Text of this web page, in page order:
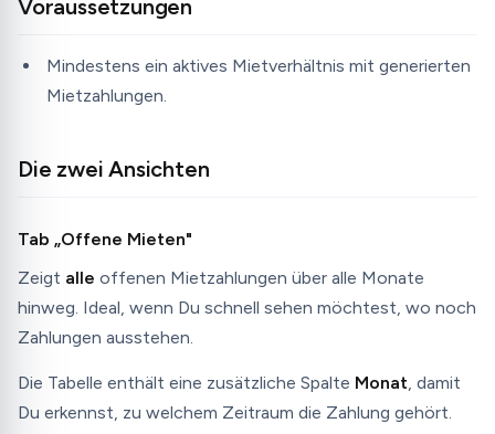
Voraussetzungen
Mindestens ein aktives Mietverhältnis mit generierten
Mietzahlungen.
Die zwei Ansichten
Tab „Offene Mieten"
Zeigt alle offenen Mietzahlungen über alle Monate
hinweg. Ideal, wenn Du schnell sehen möchtest, wo noch
Zahlungen ausstehen.
Die Tabelle enthält eine zusätzliche Spalte Monat, damit
Du erkennst, zu welchem Zeitraum die Zahlung gehört.